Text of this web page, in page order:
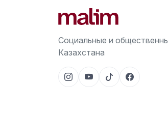
Социальные и
Казахстана